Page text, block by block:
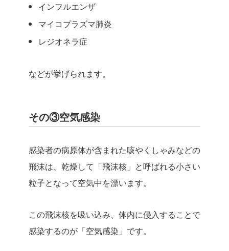
インフルエンザ
マイコプラズマ肺炎
レジオネラ症
などが挙げられます。
その③空気感染
感染者の病原体が含まれた咳やくしゃみなどの
飛沫は、乾燥して「飛沫核」と呼ばれる小さい
粒子となって空気中を漂います。
この飛沫核を吸い込み、体内に侵入することで
感染するのが「空気感染」です。